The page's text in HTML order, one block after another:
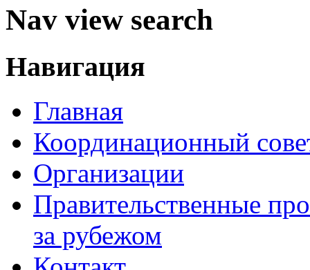
Nav view search
Навигация
Главная
Координационный
Организации
Правительственные
за рубежом